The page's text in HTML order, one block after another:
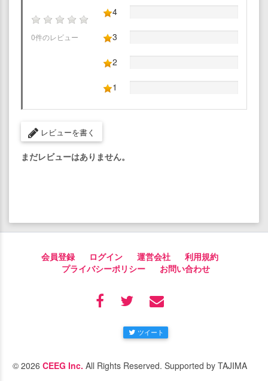
0件のレビュー
4
3
2
1
レビューを書く
まだレビューはありません。
会員登録 ログイン 運営会社
利用規約
プライバシーポリシー
お問い合わせ
ツイート
© 2026 CEEG Inc. All Rights Reserved. Supported by TAJIMA